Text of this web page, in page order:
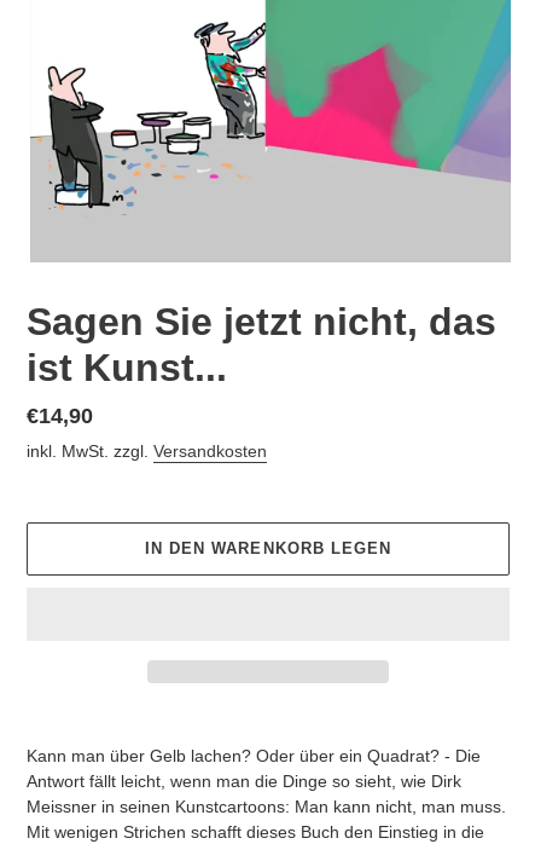
Sagen Sie jetzt nicht, das
ist Kunst...
Normaler
Preis
€14,90
inkl. MwSt. zzgl. Versandkosten
IN DEN WARENKORB LEGEN
Kann man über Gelb lachen? Oder über ein Quadrat? - Die
Antwort fällt leicht, wenn man die Dinge so sieht, wie Dirk
Meissner in seinen Kunstcartoons: Man kann nicht, man muss.
Mit wenigen Strichen schafft dieses Buch den Einstieg in die